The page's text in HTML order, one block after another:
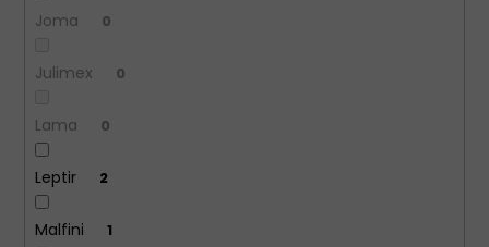
Joma 0
Julimex 0
Lama 0
Leptir 2
Malfini 1